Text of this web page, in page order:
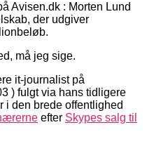
Avisen.dk : Morten Lund
der udgiver
må jeg sige.
it-journalist på
) fulgt via hans tidligere
i den brede offentlighed
efter Skypes salg til